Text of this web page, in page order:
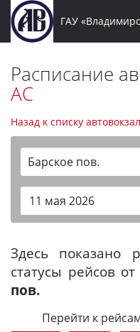
ГАУ
Расписание
АС
Назад к списку
Барское пов.
Здесь показано
статусы рейсов от
пов.
Перейти к